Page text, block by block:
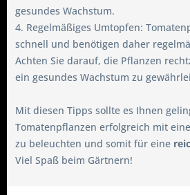
gesundes Wachstum.
4. Regelmäßiges Umtopfen:
schnell und benötigen daher
Achten Sie darauf, die Pflanzen
ein gesundes Wachstum zu
Mit diesen Tipps sollte es Ihnen
Tomatenpflanzen erfolgreich mit
zu beleuchten und somit für eine
Viel Spaß beim Gärtnern!